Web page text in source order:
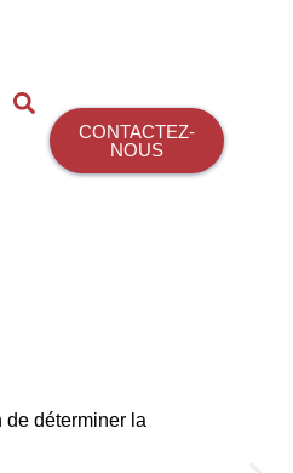
CONTACTEZ-
NOUS
déterminer la